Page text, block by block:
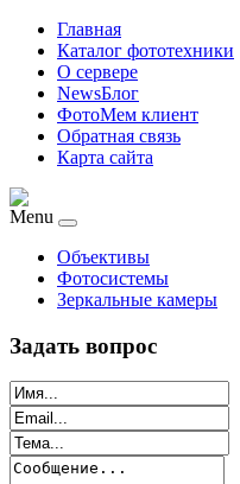
Главная
Каталог фототехники
О сервере
NewsБлог
ФотоМем клиент
Обратная связь
Карта сайта
Menu
Объективы
Фотосистемы
Зеркальные камеры
Задать вопрос